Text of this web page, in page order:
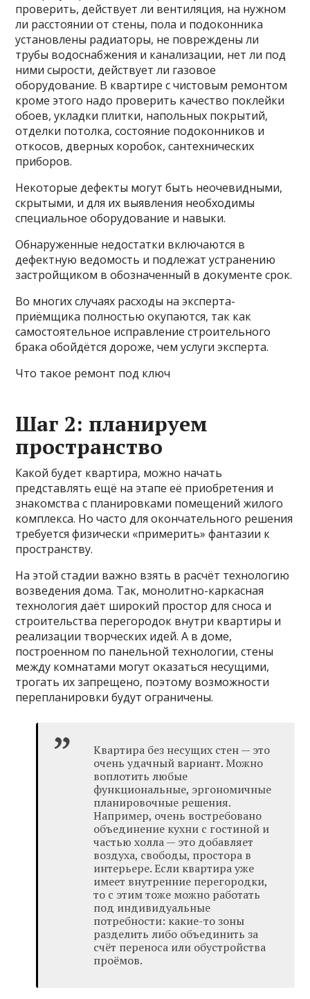
проверить, действует ли вентиляция, на нужном
ли расстоянии от стены, пола и подоконника
установлены радиаторы, не повреждены ли
трубы водоснабжения и канализации, нет ли под
ними сырости, действует ли газовое
оборудование. В квартире с чистовым ремонтом
кроме этого надо проверить качество поклейки
обоев, укладки плитки, напольных покрытий,
отделки потолка, состояние подоконников и
откосов, дверных коробок, сантехнических
приборов.
Некоторые дефекты могут быть неочевидными,
скрытыми, и для их выявления необходимы
специальное оборудование и навыки.
Обнаруженные недостатки включаются в
дефектную ведомость и подлежат устранению
застройщиком в обозначенный в документе срок.
Во многих случаях расходы на эксперта-
приёмщика полностью окупаются, так как
самостоятельное исправление строительного
брака обойдётся дороже, чем услуги эксперта.
Что такое ремонт под ключ
Шаг 2: планируем
пространство
Какой будет квартира, можно начать
представлять ещё на этапе её приобретения и
знакомства с планировками помещений жилого
комплекса. Но часто для окончательного решения
требуется физически «примерить» фантазии к
пространству.
На этой стадии важно взять в расчёт технологию
возведения дома. Так, монолитно-каркасная
технология даёт широкий простор для сноса и
строительства перегородок внутри квартиры и
реализации творческих идей. А в доме,
построенном по панельной технологии, стены
между комнатами могут оказаться несущими,
трогать их запрещено, поэтому возможности
перепланировки будут ограничены.
Квартира без несущих стен — это
очень удачный вариант. Можно
воплотить любые
функциональные, эргономичные
планировочные решения.
Например, очень востребовано
объединение кухни с гостиной и
частью холла — это добавляет
воздуха, свободы, простора в
интерьере. Если квартира уже
имеет внутренние перегородки,
то с этим тоже можно работать
под индивидуальные
потребности: какие-то зоны
разделить либо объединить за
счёт переноса или обустройства
проёмов.